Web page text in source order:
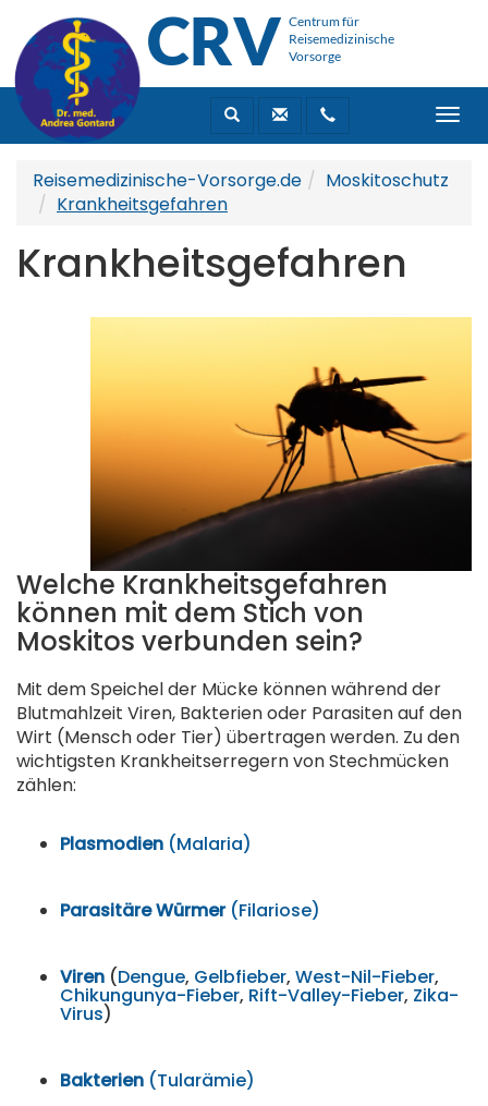
CRV Centrum für
Reisemedizinische
Vorsorge
Reisemedizinische-Vorsorge.de
Moskitoschutz
Krankheitsgefahren
Krankheitsgefahren
Welche Krankheitsgefahren
können mit dem Stich von
Moskitos verbunden sein?
Mit dem Speichel der Mücke können während der
Blutmahlzeit Viren, Bakterien oder Parasiten auf den
Wirt (Mensch oder Tier) übertragen werden. Zu den
wichtigsten Krankheitserregern von Stechmücken
zählen:
Plasmodien (Malaria)
Parasitäre Würmer(Filariose)
Viren (Dengue, Gelbfieber, West-Nil-Fieber,
Chikungunya-Fieber, Rift-Valley-Fieber, Zika-
Virus)
Bakterien (Tularämie)